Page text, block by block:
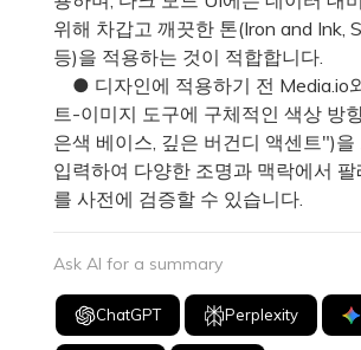
위해 차갑고 깨끗한 톤(Iron and Ink,
등)을 적용하는 것이 적합합니다.
● 디자인에 적용하기 전 Media.io
트-이미지 도구에 구체적인 색상 방
은색 베이스, 깊은 버건디 액센트")을
입력하여 다양한 조명과 맥락에서
를 사전에 검증할 수 있습니다.
Ask AI for a summary
ChatGPT Perplexity